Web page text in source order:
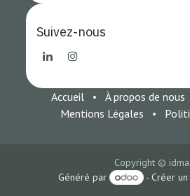
Suivez-nous
Accueil • À propos de nous
Mentions Légales
•
Copyright ©
Généré par
- Créer un